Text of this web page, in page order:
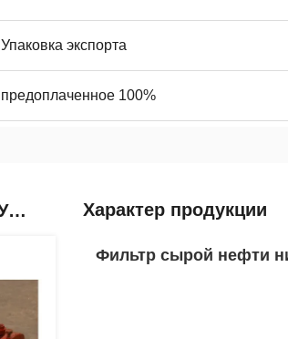
Упаковка экспорта
предоплаченное 100%
СОБЩЕННЫЕ ПРОДУКТЫ Характер продукции
Фильтр сырой нефти